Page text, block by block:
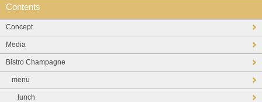
Contents
Concept
Media
Bistro Champagne
menu
lunch